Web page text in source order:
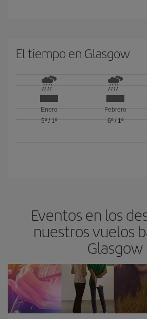
El tiempo en Glasgow
Enero
5º/ 1º
Febrero
6º/ 1º
Eventos en los
nuestros vuelos
Glasgow